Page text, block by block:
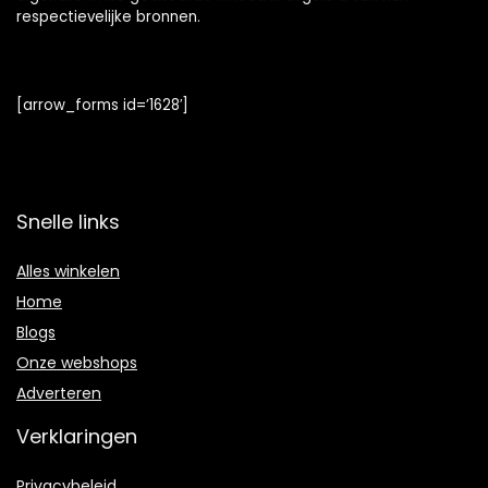
respectievelijke bronnen.
[arrow_forms id=’1628′]
Snelle links
Alles winkelen
Home
Blogs
Onze webshops
Adverteren
Verklaringen